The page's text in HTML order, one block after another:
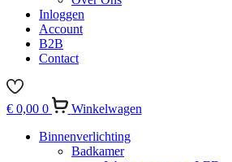
Inloggen
Account
B2B
Contact
€ 0,00 0
Winkelwagen
Binnenverlichting
Badkamer